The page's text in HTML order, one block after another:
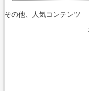
その他、人気コンテンツ